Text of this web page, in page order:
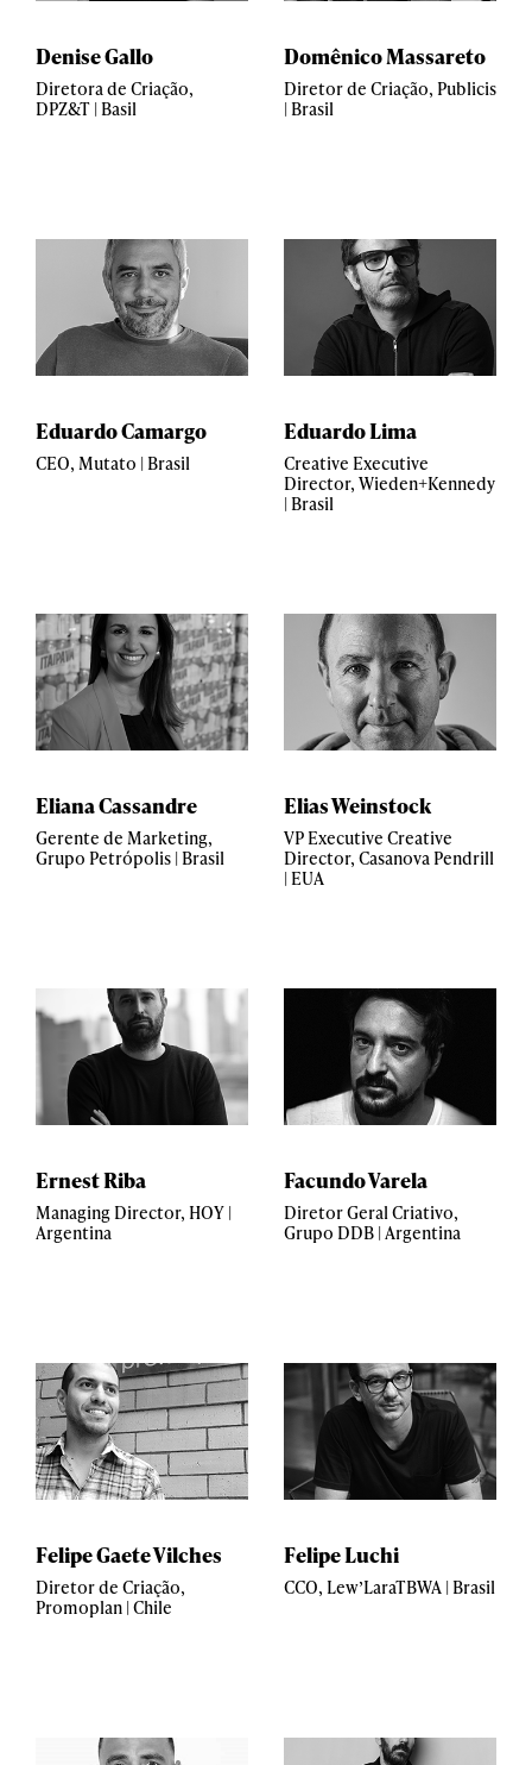
Denise Gallo
Diretora de Criação,
DPZ&T | Basil
Domênico Massareto
Diretor de Criação, Publicis
| Brasil
Eduardo Camargo
CEO, Mutato | Brasil
Eduardo Lima
Creative Executive
Director, Wieden+Kennedy
| Brasil
Eliana Cassandre
Gerente de Marketing,
Grupo Petrópolis | Brasil
Elias Weinstock
VP Executive Creative
Director, Casanova Pendrill
| EUA
Ernest Riba
Managing Director, HOY |
Argentina
Facundo Varela
Diretor Geral Criativo,
Grupo DDB | Argentina
Felipe Gaete Vilches
Diretor de Criação,
Promoplan | Chile
Felipe Luchi
CCO, Lew’LaraTBWA | Brasil